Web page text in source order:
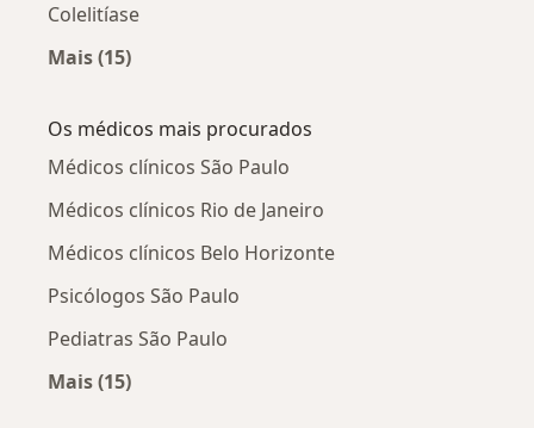
Colelitíase
Mais (15)
Os médicos mais procurados
Médicos clínicos São Paulo
Médicos clínicos Rio de Janeiro
Médicos clínicos Belo Horizonte
Psicólogos São Paulo
Pediatras São Paulo
Mais (15)